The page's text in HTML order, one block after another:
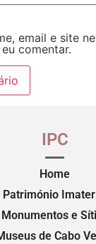
email e site
comentar.
IPC
Home
Património
Monumentos e
de Cabo